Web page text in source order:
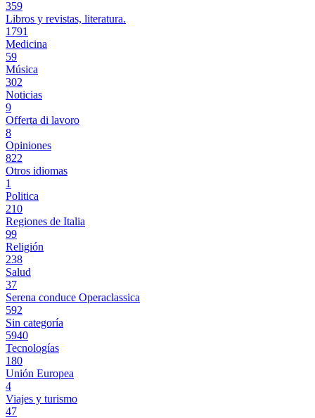
359
Libros y revistas, literatura.
1791
Medicina
59
Música
302
Noticias
9
Offerta di lavoro
8
Opiniones
822
Otros idiomas
1
Politica
210
Regiones de Italia
99
Religión
238
Salud
37
Serena conduce Operaclassica
592
Sin categoría
5940
Tecnologías
180
Unión Europea
4
Viajes y turismo
47